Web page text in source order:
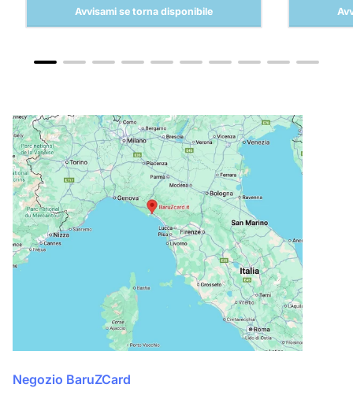
Avvisami se torna disponibile
Negozio BaruZCard